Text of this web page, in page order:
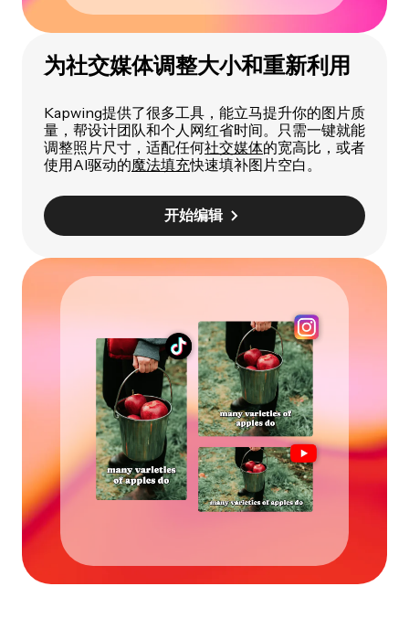
为社交媒体调整大小和重新利用
Kapwing提供了很多工具，能立马提升你的图片质
量，帮设计团队和个人网红省时间。只需一键就能
调整照片尺寸，适配任何社交媒体的宽高比，或者
使用AI驱动的魔法填充快速填补图片空白。
开始编辑